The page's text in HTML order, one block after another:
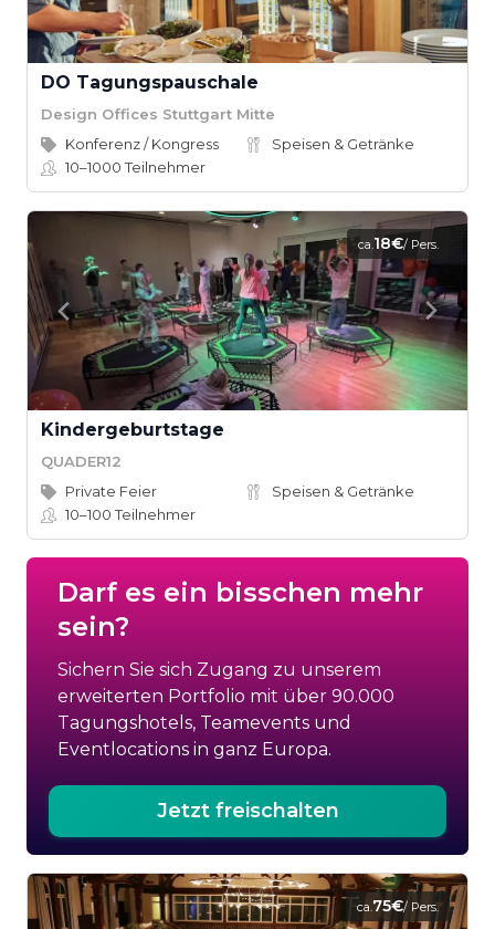
DO Tagungspauschale
Design Offices Stuttgart Mitte
Konferenz / Kongress
Speisen & Getränke
10–1000Teilnehmer
ca.18€/ Pers.
Kinder­geburtstage
QUADER12
Private Feier
Speisen & Getränke
10–100Teilnehmer
Darf es ein bisschen mehr
sein?
Sichern Sie sich Zugang zu unserem
erweiterten Portfolio mit über 90.000
Tagungshotels, Teamevents und
Eventlocations in ganz Europa.
Jetzt freischalten
ca.75€/ Pers.